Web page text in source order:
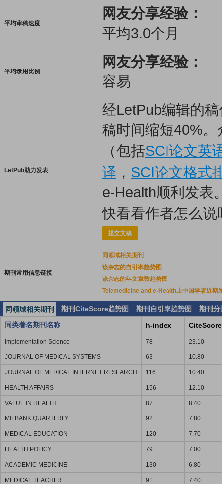
平均审稿速度
网友分享经验：
平均3.0个月
平均录用比例
网友分享经验：
容易
LetPub助力发表
经LetPub编辑的
稿时间缩短40%
（包括SCI论文英
译 ， SCI论文格式
e-Health顺利发表
快看看作者怎么说
提交文稿
期刊常用信息链接
同领域相关期刊
该杂志的自引率趋势图
该杂志的年文章数趋势图
Telemedicine and e-Health上中国学者近期
同领域相关期刊 期刊CiteScore趋势图 期刊自引率趋势图
期刊分
同类著名期刊名称
h-index CiteScore
Implementation Science 78 23.10
JOURNAL OF MEDICAL SYSTEMS 63 10.80
JOURNAL OF MEDICAL INTERNET RESEARCH 116 10.40
HEALTH AFFAIRS 156 12.10
VALUE IN HEALTH 87 8.40
MILBANK QUARTERLY 92 7.80
MEDICAL EDUCATION 120 7.70
HEALTH POLICY 79 7.00
ACADEMIC MEDICINE 130 6.80
MEDICAL TEACHER 91 7.40